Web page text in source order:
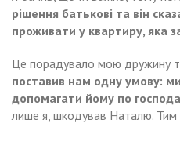
рішення батькові та він
проживати у квартиру, яка
Це порадувало мою дружину
поставив нам одну умову:
допомагати йому по
лише я, шкодував Наталю. Тим